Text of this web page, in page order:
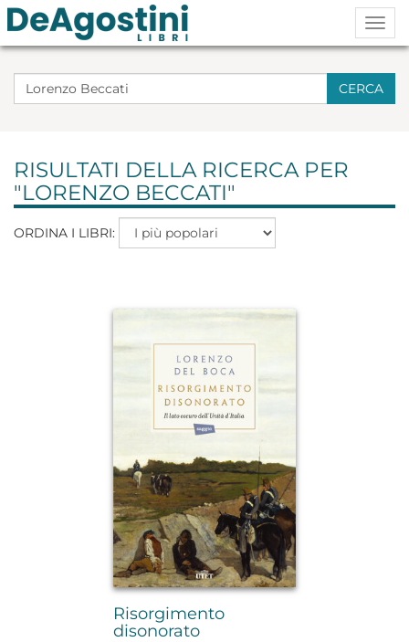
CERCA
RISULTATI DELLA RICERCA PER
"LORENZO BECCATI"
ORDINA I LIBRI:
Risorgimento
disonorato